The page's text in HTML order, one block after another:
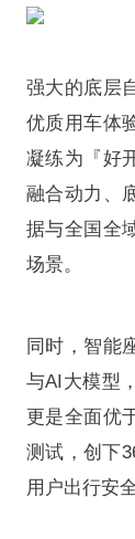
强大的底层
优质用车体
凝练为『好
融合动力、
据与全国全
场景。
同时，智能
与AI大模型
更是全面优
测试，创下
用户出行安全